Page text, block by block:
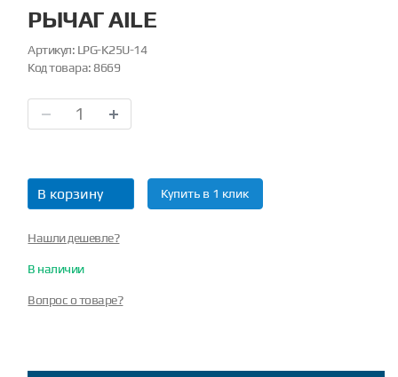
РЫЧАГ AILE
Артикул: LPG-K25U-14
Код товара:8669
В корзину Купить в 1 клик
Нашли дешевле?
В наличии
Вопрос о товаре?